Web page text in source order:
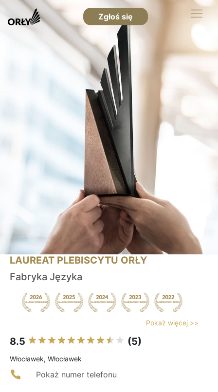
Zgłoś się
LAUREAT PLEBISCYTU ORŁY
Fabryka Języka
Pokaż więcej >>
8.5 (5)
Włocławek, Włocławek
Pokaż numer telefonu